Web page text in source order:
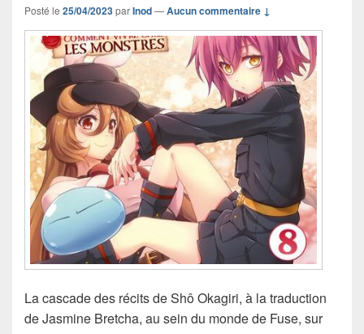
Posté le 25/04/2023parInod—Aucun commentaire ↓
La cascade des récits de Shô Okagiri, à la traduction
de Jasmine Bretcha, au sein du monde de Fuse, sur